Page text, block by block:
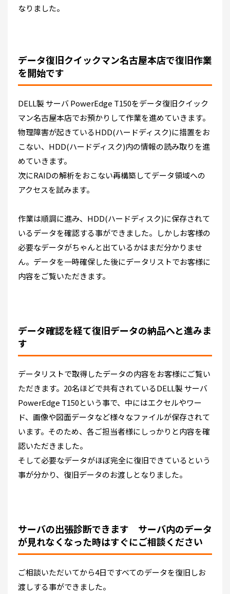
なりました。
データ復旧クイックマン名古屋本店で復旧作業
を開始です
DELL製 サーバ PowerEdge T150をデータ復旧クイック
マン名古屋本店でお預かりして作業を進めていきます。
物理障害が起きているHDD(ハードディスク)に措置をお
こない、HDD(ハードディスク)内の情報の読み取りを進
めていきます。
次にRAIDの解析をおこない再構築してデータ領域への
アクセスを試みます。
作業は順調に進み、 HDD(ハードディスク)に保存されて
いるデータを確認する事ができました。しかしお客様の
必要なデータがちゃんと出ているかはまだ分かりませ
ん。データを一時確保した後にデータリストでお客様に
内容をご覧いただきます。
データ確認を経て復旧データの納品へと進みま
す
データリストで取得したデータの内容をお客様にご覧い
ただきます。20名ほどで共有されているDELL製 サーバ
PowerEdge T150という事で、中にはエクセルやワー
ド、画像や図面データなど様々なファイルが保存されて
います。そのため、各ご担当者様にしっかりと内容を確
認いただきました。
そして必要なデータがほぼ完全に復旧できているという
事が分かり、復旧データのお渡しとなりました。
サーバの出張診断できます サーバ内のデータ
が見れなくなった時はすぐにご相談ください
ご相談いただいてから4日ですべてのデータを復旧しお
渡しする事ができました。